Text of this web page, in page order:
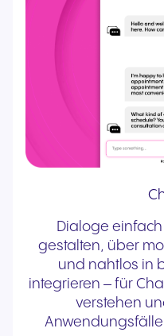
Dialoge
gestalten, über
und nahtlos in
integrieren – für
verstehen